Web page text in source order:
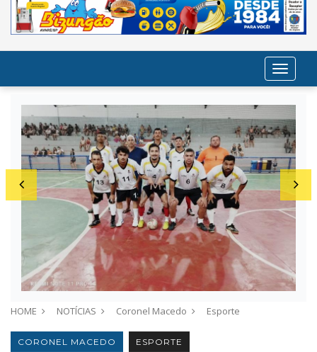
HOME NOTÍCIAS Coronel Macedo Esporte
CORONEL MACEDO ESPORTE